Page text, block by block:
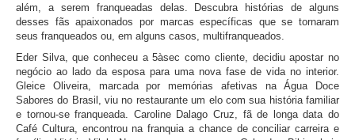
além, a serem franqueadas delas. Descubra histórias de alguns
desses fãs apaixonados por marcas específicas que se tornaram
seus franqueados ou, em alguns casos, multifranqueados.
Eder Silva, que conheceu a 5àsec como cliente, decidiu apostar no
negócio ao lado da esposa para uma nova fase de vida no interior.
Gleice Oliveira, marcada por memórias afetivas na Água Doce
Sabores do Brasil, viu no restaurante um elo com sua história familiar
e tornou-se franqueada. Caroline Dalago Cruz, fã de longa data do
Café Cultura, encontrou na franquia a chance de conciliar carreira e